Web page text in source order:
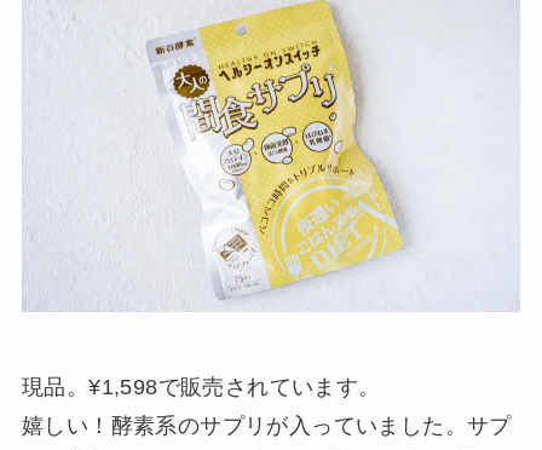
現品。¥1,598で販売されています。
嬉しい！酵素系のサプリが入っていました。サプ